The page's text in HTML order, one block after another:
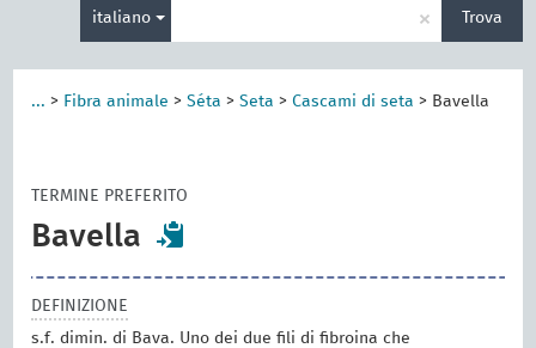
italiano
per
la
× Trova
... > Fibra animale >Séta >Seta >Cascami di seta > Bavella
TERMINE PREFERITO
Bavella
DEFINIZIONE
s.f. dimin. di Bava. Uno dei due fili di fibroina che